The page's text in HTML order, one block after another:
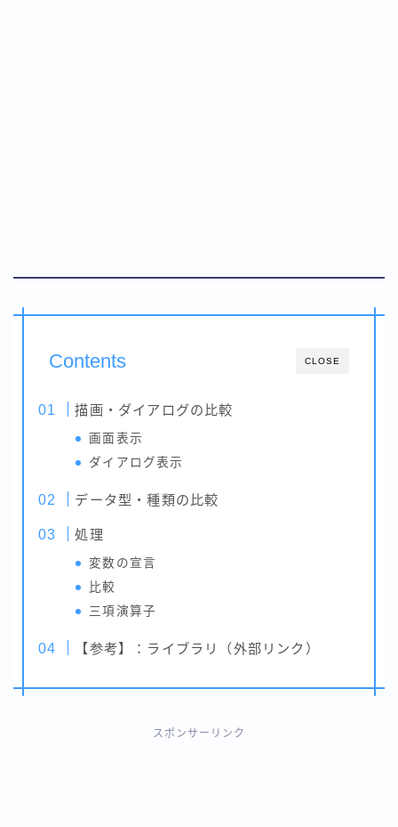
CLOSE
Contents
描画・ダイアログの比較
画面表示
ダイアログ表示
データ型・種類の比較
処理
変数の宣言
比較
三項演算子
【参考】：ライブラリ（外部リンク）
スポンサーリンク